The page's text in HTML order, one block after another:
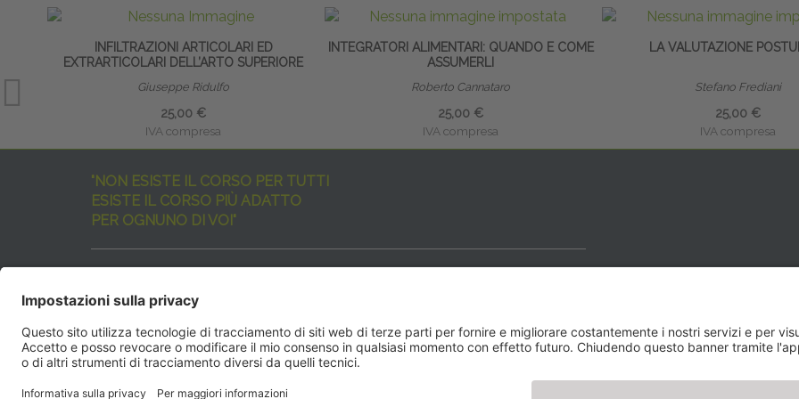
INFILTRAZIONI ARTICOLARI ED
EXTRARTICOLARI DELL’ARTO SUPERIORE
Giuseppe Ridulfo
25,00 €
IVA compresa
INTEGRATORI ALIMENTARI: QUANDO E COME
ASSUMERLI
Roberto Cannataro
25,00 €
IVA compresa
LA VALUTAZIONE
Stefano Frediani
25,00 €
IVA compresa
"NON ESISTE IL CORSO PER TUTTI
ESISTE IL CORSO PIÙ ADATTO
PER OGNUNO DI VOI"
ma rispondenti a diverse esigenze formative
e di aggiornamento professionale.
EdiAcademyvuole aiutarvi nella scelta dell’evento ideale
SEGUICI QUI: